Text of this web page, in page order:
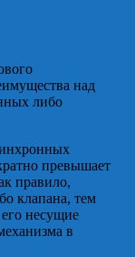
над
либо
превышает
правило,
клапана, тем
его несущие
в